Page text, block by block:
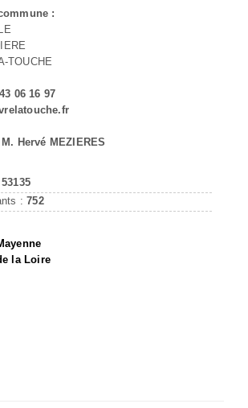
:
TOUCHE
06 16 97
M. Hervé MEZIERES
53135
:752
la Loire